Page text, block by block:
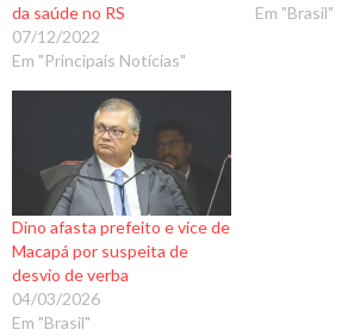
da saúde no RS
07/12/2022
Em "Principais Notícias"
Em "Brasil"
Dino afasta prefeito e vice de
Macapá por suspeita de
desvio de verba
04/03/2026
Em "Brasil"